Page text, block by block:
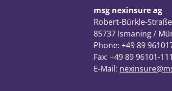
msg nexinsure ag
Robert-Bürkle-
85737 Ismaning /
Phone: +49 89
Fax: +49 89 96101-
E-Mail: